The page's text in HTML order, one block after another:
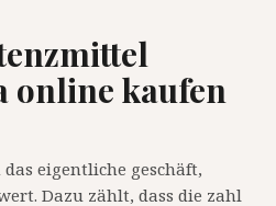
online kaufen
eigentliche geschäft,
Dazu zählt, dass die zahl